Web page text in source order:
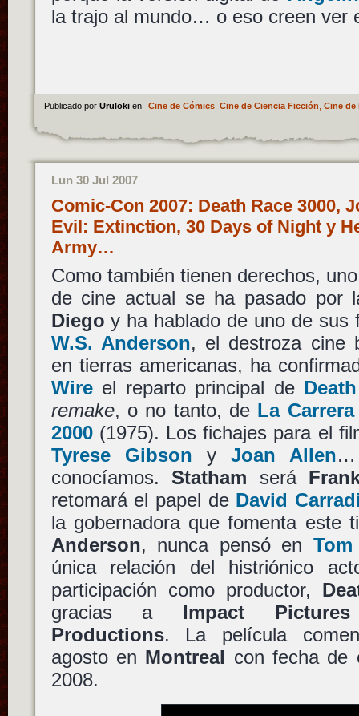
la trajo al mundo… o eso creen ver
Publicado por Uruloki en Cine de Cómics, Cine de Ciencia Ficción Cine de
Lun 30 Jul 2007
Comic-Con 2007: Death Race 3000,
Evil: Extinction, 30 Days of Night y
Army…
Como también tienen derechos,
de cine actual se ha pasado por
Diego y ha hablado de uno de
W.S. Anderson, el destroza cine
en tierras americanas, ha
Wireel reparto principal de
remake, o no tanto, de La
2000(1975). Los fichajes para el
Tyrese Gibson y Joan Allen…
conocíamos.Statham será
retomará el papel de David
la gobernadora que fomenta este
Anderson, nunca pensó en
única relación del histriónico
participación como productor,
gracias a Impact Pictures
Productions. La película
agosto en Montreal con fecha de
2008.